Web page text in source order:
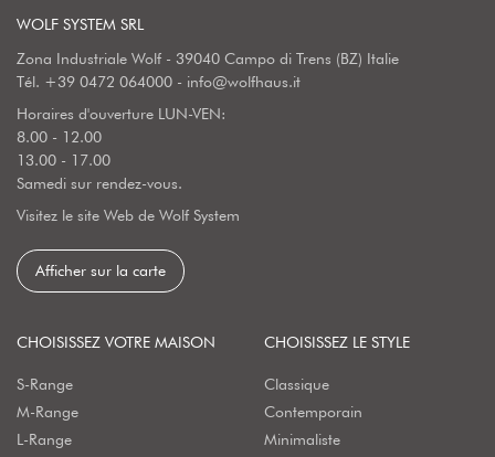
WOLF SYSTEM SRL
Zona Industriale Wolf - 39040 Campo di Trens (BZ) Italie
Tél. +39 0472 064000 - info@wolfhaus.it
Horaires d'ouverture LUN-VEN:
8.00 - 12.00
13.00 - 17.00
Samedi sur rendez-vous.
Visitez le site Web de Wolf System
Afficher sur la carte
CHOISISSEZ VOTRE MAISON
S-Range
M-Range
L-Range
CHOISISSEZ LE STYLE
Classique
Contemporain
Minimaliste